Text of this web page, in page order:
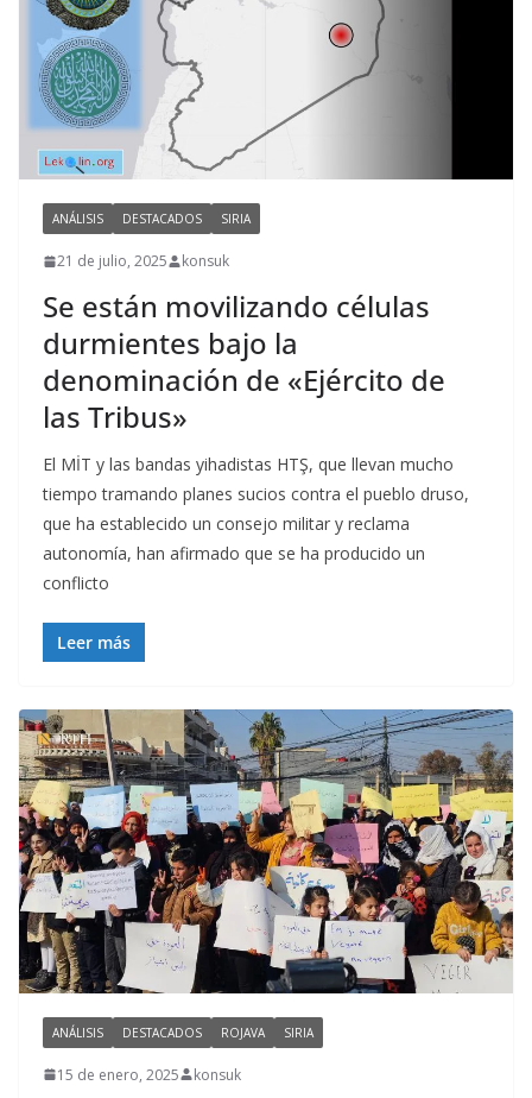
ANÁLISIS DESTACADOS SIRIA
21 de julio, 2025 konsuk
Se están movilizando células
durmientes bajo la
denominación de «Ejército de
las Tribus»
El MİT y las bandas yihadistas HTŞ, que llevan mucho
tiempo tramando planes sucios contra el pueblo druso,
que ha establecido un consejo militar y reclama
autonomía, han afirmado que se ha producido un
conflicto
Leer más
ANÁLISIS DESTACADOS ROJAVA SIRIA
15 de enero, 2025 konsuk